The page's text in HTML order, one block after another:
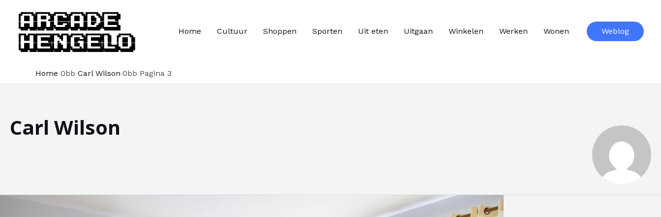
inhoud
Home Cultuur Shoppen Sporten Uit eten Uitgaan Winkelen Werken Wonen Weblog
Home Carl Wilson Pagina 3
Carl Wilson